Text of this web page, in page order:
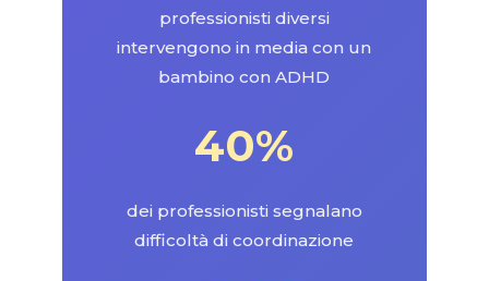
professionisti diversi
intervengono in media con un
bambino con ADHD
40%
dei professionisti segnalano
difficoltà di coordinazione